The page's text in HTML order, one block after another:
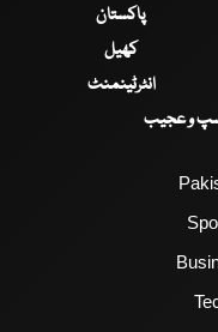
پاکستان
کھیل
انٹرٹینمنٹ
و عجیب